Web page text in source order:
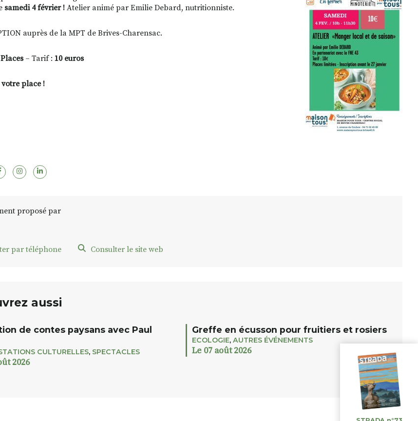
samedi 4 février ! Atelier animé par Emilie Debard, nutritionniste.
auprès de la MPT de Brives-Charensac.
– Tarif : 10 euros
votre place !
proposé par
par téléphone Consulter le site web
aussi
de contes paysans avec Paul
CULTURELLES, SPECTACLES
2026
Greffe en écusson pour fruitiers et rosiers
ECOLOGIE, AUTRES ÉVÉNEMENTS
Le 07 août 2026